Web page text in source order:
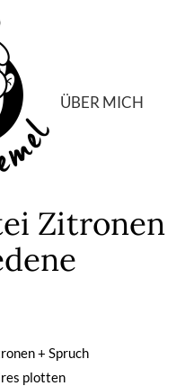
ÜBER MICH
Zitronen
+ Spruch
plotten
ÜBER MICH